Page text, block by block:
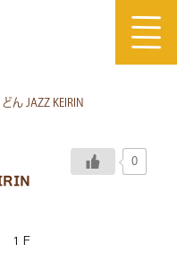
ん JAZZ KEIRIN
0
１Ｆ